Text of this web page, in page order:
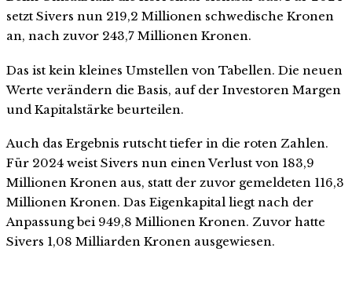
setzt Sivers nun 219,2 Millionen schwedische Kronen
an, nach zuvor 243,7 Millionen Kronen.
Das ist kein kleines Umstellen von Tabellen. Die neuen
Werte verändern die Basis, auf der Investoren Margen
und Kapitalstärke beurteilen.
Auch das Ergebnis rutscht tiefer in die roten Zahlen.
Für 2024 weist Sivers nun einen Verlust von 183,9
Millionen Kronen aus, statt der zuvor gemeldeten 116,3
Millionen Kronen. Das Eigenkapital liegt nach der
Anpassung bei 949,8 Millionen Kronen. Zuvor hatte
Sivers 1,08 Milliarden Kronen ausgewiesen.